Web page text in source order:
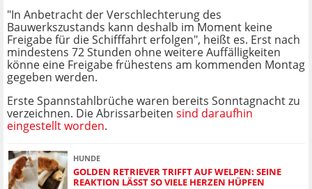
"In Anbetracht der Verschlechterung des
Bauwerkszustands kann deshalb im Moment keine
Freigabe für die Schifffahrt erfolgen", heißt es. Erst nach
mindestens 72 Stunden ohne weitere Auffälligkeiten
könne eine Freigabe frühestens am kommenden Montag
gegeben werden.
Erste Spannstahlbrüche waren bereits Sonntagnacht zu
verzeichnen. Die Abrissarbeiten sind daraufhin
eingestellt worden.
HUNDE
GOLDEN RETRIEVER TRIFFT AUF WELPEN: SEINE
REAKTION LÄSST SO VIELE HERZEN HÜPFEN